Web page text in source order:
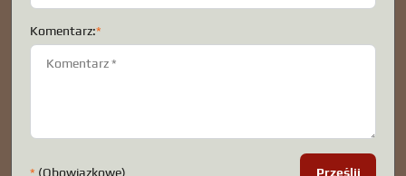
Komentarz:*
* (Obowiązkowe) Prześlij